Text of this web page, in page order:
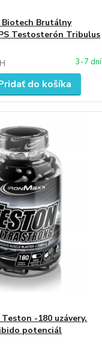
Brutálny
Testosterón Tribulus
3-7 dní
do košíka
-180 uzávery.
potenciál